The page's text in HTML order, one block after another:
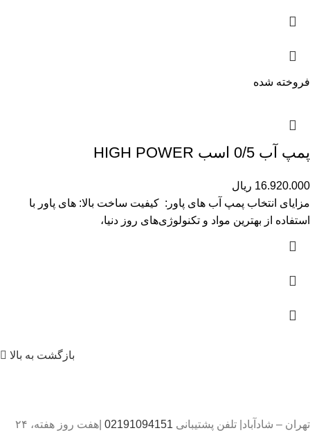
فروخته شده
پمپ آب 0/5 اسب HIGH POWER
16.920.000 ریال
مزایای انتخاب پمپ آب های پاور: کیفیت ساخت بالا: های پاور با
استفاده از بهترین مواد و تکنولوژی‌های روز دنیا،
بازگشت به بالا
تهران – شادآباد| تلفن پشتیبانی 02191094151
|هفت روز هفته، ۲۴